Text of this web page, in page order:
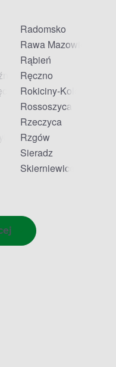
Radomsko
Rawa Mazowiecka
Rąbień
Ręczno
Rokiciny-Kolonia
Rossoszyca
Rzeczyca
Rzgów
Sieradz
Skierniewice